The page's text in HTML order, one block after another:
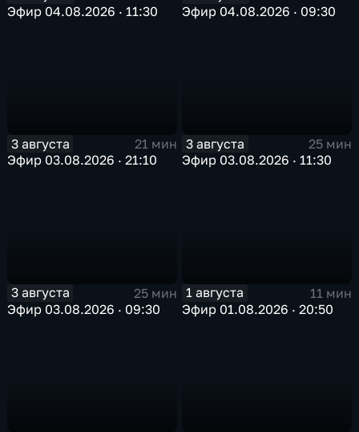
Эфир 04.08.2026 · 11:30
Эфир 04.08.2026 · 09:30
3 августа
21 мин
Эфир 03.08.2026 · 21:10
3 августа
25 мин
Эфир 03.08.2026 · 11:30
3 августа
25 мин
Эфир 03.08.2026 · 09:30
1 августа
11 мин
Эфир 01.08.2026 · 20:50